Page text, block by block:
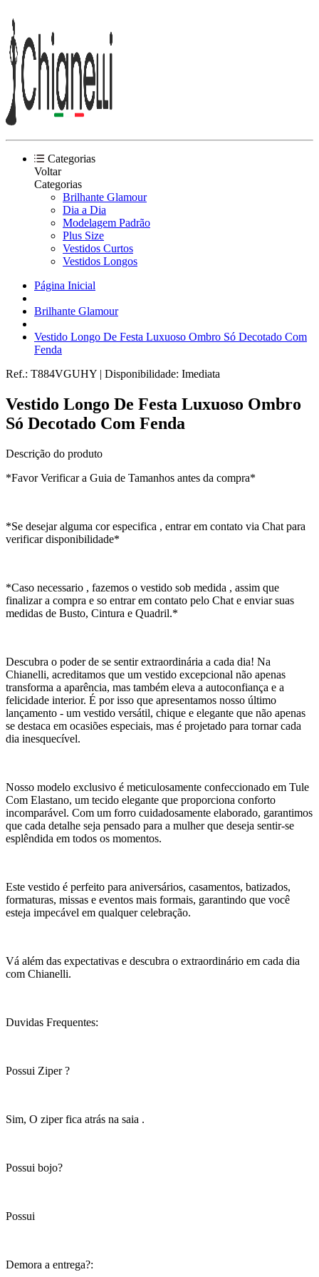
Categorias
Voltar
Categorias
Brilhante Glamour
Dia a Dia
Modelagem Padrão
Plus Size
Vestidos Curtos
Vestidos Longos
Página Inicial
Brilhante Glamour
Vestido Longo De Festa Luxuoso Ombro Só Decotado Com
Fenda
Ref.: T884VGUHY | Disponibilidade: Imediata
Vestido Longo De Festa Luxuoso Ombro
Só Decotado Com Fenda
Descrição do produto
*Favor Verificar a Guia de Tamanhos antes da compra*
*Se desejar alguma cor especifica , entrar em contato via Chat para
verificar disponibilidade*
*Caso necessario , fazemos o vestido sob medida , assim que
finalizar a compra e so entrar em contato pelo Chat e enviar suas
medidas de Busto, Cintura e Quadril.*
Descubra o poder de se sentir extraordinária a cada dia! Na
Chianelli, acreditamos que um vestido excepcional não apenas
transforma a aparência, mas também eleva a autoconfiança e a
felicidade interior. É por isso que apresentamos nosso último
lançamento - um vestido versátil, chique e elegante que não apenas
se destaca em ocasiões especiais, mas é projetado para tornar cada
dia inesquecível.
Nosso modelo exclusivo é meticulosamente confeccionado em Tule
Com Elastano, um tecido elegante que proporciona conforto
incomparável. Com um forro cuidadosamente elaborado, garantimos
que cada detalhe seja pensado para a mulher que deseja sentir-se
esplêndida em todos os momentos.
Este vestido é perfeito para aniversários, casamentos, batizados,
formaturas, missas e eventos mais formais, garantindo que você
esteja impecável em qualquer celebração.
Vá além das expectativas e descubra o extraordinário em cada dia
com Chianelli.
Duvidas Frequentes:
Possui Ziper ?
Sim, O ziper fica atrás na saia .
Possui bojo?
Possui
Demora a entrega?: